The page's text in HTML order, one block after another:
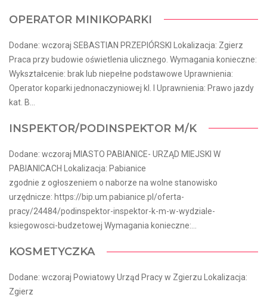
OPERATOR MINIKOPARKI
Dodane: wczoraj SEBASTIAN PRZEPIÓRSKI Lokalizacja: Zgierz
Praca przy budowie oświetlenia ulicznego. Wymagania konieczne:
Wykształcenie: brak lub niepełne podstawowe Uprawnienia:
Operator koparki jednonaczyniowej kl. I Uprawnienia: Prawo jazdy
kat. B...
INSPEKTOR/PODINSPEKTOR M/K
Dodane: wczoraj MIASTO PABIANICE- URZĄD MIEJSKI W
PABIANICACH Lokalizacja: Pabianice
zgodnie z ogłoszeniem o naborze na wolne stanowisko
urzędnicze: https://bip.um.pabianice.pl/oferta-
pracy/24484/podinspektor-inspektor-k-m-w-wydziale-
ksiegowosci-budzetowej Wymagania konieczne:...
KOSMETYCZKA
Dodane: wczoraj Powiatowy Urząd Pracy w Zgierzu Lokalizacja:
Zgierz